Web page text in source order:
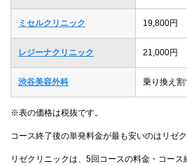
ミセルクリニック 19,800円
レジーナクリニック 21,000円
渋谷美容外科 乗り換え
※表の価格は税抜です。
コース終了後の単発料金が最も安いのはリゼク
リゼクリニックは、5回コースの料金・コー